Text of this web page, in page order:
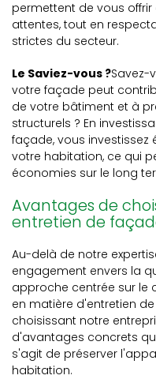
permettent de vous
attentes, tout en
strictes du secteur.
Le Saviez-vous ?Savez-
votre façade peut
de votre bâtiment et à
structurels ? En
façade, vous
votre habitation, ce qui
économies sur le long
Avantages de
entretien de
Au-delà de notre
engagement envers la
approche centrée sur le
en matière d'entretien
choisissant notre
d'avantages concrets
s'agit de préserver
habitation.